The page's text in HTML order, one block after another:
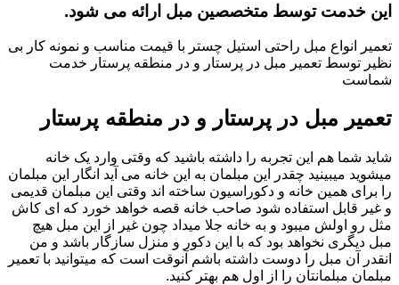
این خدمت توسط متخصصین مبل ارائه می شود.
تعمیر انواع مبل راحتی استیل چستر با قیمت مناسب و نمونه کار بی
نظیر توسط تعمیر مبل در پرستار و در منطقه پرستار خدمت
شماست
تعمیر مبل در پرستار و در منطقه پرستار
شاید شما هم این تجربه را داشته باشید که وقتی وارد یک خانه
میشوید میبینید چقدر این مبلمان به این خانه می آید انگار این مبلمان
را برای همین خانه و دکوراسیون ساخته اند وقتی این مبلمان قدیمی
و غیر قابل استفاده شود صاحب خانه قصه خواهد خورد که ای کاش
مثل رو اولش میبود و به خانه جلا میداد چون غیر از این مبل هیچ
مبل دیگری نخواهد بود که با این دکور و منزل سازگار باشد و من
انقدر آن مبل را دوست داشته باشم آنوقت است که میتوانید با تعمیر
مبلمان مبلمانتان را از اول هم بهتر کنید.